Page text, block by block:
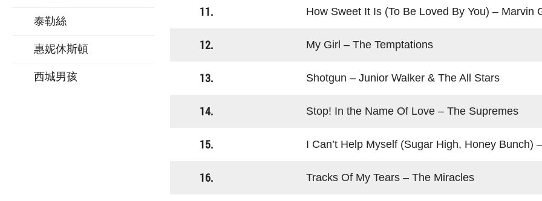
泰勒絲
惠妮休斯頓
西城男孩
11. How Sweet It Is (To Be Loved By You) – Marvin
12. My Girl – The Temptations
13. Shotgun – Junior Walker & The All Stars
14. Stop! In the Name Of Love – The Supremes
15. I Can’t Help Myself (Sugar High, Honey Bunch) –
16. Tracks Of My Tears – The Miracles